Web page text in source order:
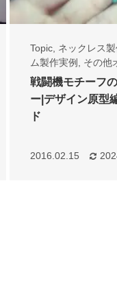
Topic, ネックレス製
ム製作実例
その他
戦闘機モチーフ
ー|デザイン原型
ド
2016.02.15